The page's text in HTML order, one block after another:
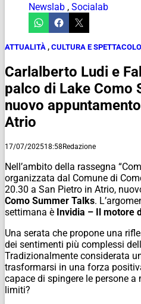
Newslab , Socialab
ATTUALITÀ , CULTURA E SPETTACOLO
Carlalberto Ludi e
palco di Lake Como
nuovo
Atrio
17/07/202518:58Redazione
Nell’ambito della rassegna
organizzata dal Comune di
20.30 a San Pietro in Atrio,
Como Summer Talks.
settimana è Invidia – Il motore
Una serata che propone una
dei sentimenti più complessi
Tradizionalmente considerata
trasformarsi in una forza
capace di spingere le persone
limiti?